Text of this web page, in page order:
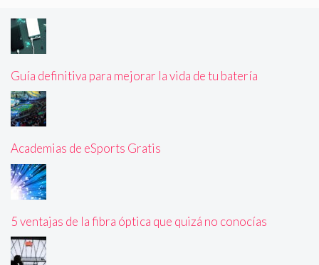
Guía definitiva para mejorar la vida de tu batería
Academias de eSports Gratis
5 ventajas de la fibra óptica que quizá no conocías